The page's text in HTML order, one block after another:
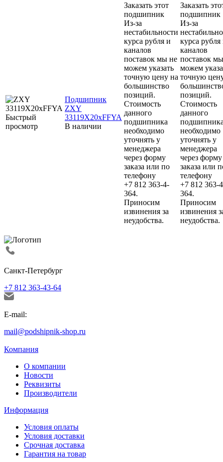
Быстрый
просмотр
Подшипник
ZXY
33119X20xFFYA
В наличии
Заказать этот
подшипник
Из-за
нестабильности
курса рубля и
каналов
поставок мы не
можем указать
точную цену на
большинство
позиций.
Стоимость
данного
подшипника
необходимо
уточнять у
менеджера
через форму
заказа или по
телефону
+7 812 363-4-
364.
Приносим
извинения за
неудобства.
Заказать
подшипник
Из-за
курса рубля
каналов
поставок
можем
точную
позиций.
Стоимость
данного
необходимо
уточнять у
менеджера
через форму
заказа или
телефону
+7 812 363-
364.
Приносим
извинения
неудобства.
Санкт-Петербург
+7 812 363-43-64
E-mail:
mail@podshipnik-shop.ru
Компания
О компании
Новости
Реквизиты
Производители
Информация
Условия оплаты
Условия доставки
Срочная доставка
Гарантия на товар